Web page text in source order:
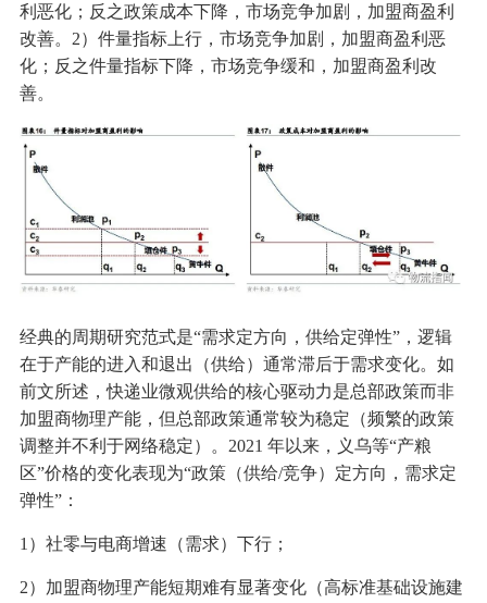
利恶化；反之政策成本下降，市场竞争加剧，加盟商盈利
改善。2）件量指标上行，市场竞争加剧，加盟商盈利恶
化；反之件量指标下降，市场竞争缓和，加盟商盈利改
善。
经典的周期研究范式是“需求定方向，供给定弹性”，逻辑
在于产能的进入和退出（供给）通常滞后于需求变化。如
前文所述，快递业微观供给的核心驱动力是总部政策而非
加盟商物理产能，但总部政策通常较为稳定（频繁的政策
调整并不利于网络稳定）。2021 年以来，义乌等“产粮
区”价格的变化表现为“政策（供给/竞争）定方向，需求定
弹性”：
1）社零与电商增速（需求）下行；
2）加盟商物理产能短期难有显著变化（高标准基础设施建